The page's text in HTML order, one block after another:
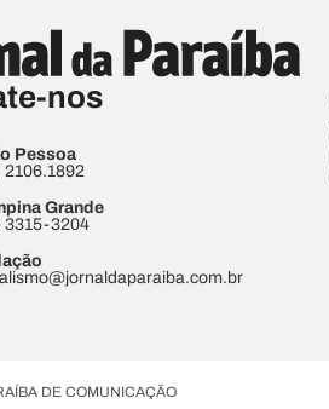
nos
Pessoa
2106.1892
Grande
3315-3204
DE COMUNICAÇÃO